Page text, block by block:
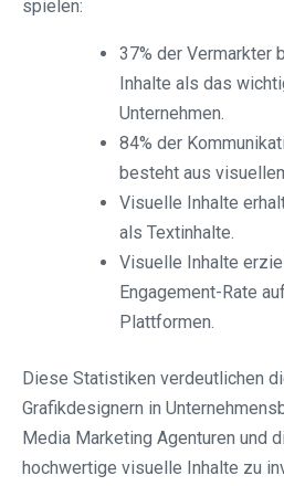
spielen:
37% der Vermarkter
Inhalte als das
Unternehmen.
84% der
besteht aus
Visuelle Inhalte
als Textinhalte.
Visuelle Inhalte
Engagement-Rate
Plattformen.
Diese Statistiken verdeutlichen
Grafikdesignern in
Media Marketing Agenturen und
hochwertige visuelle Inhalte zu